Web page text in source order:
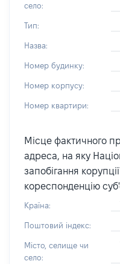
село:
Тип:
Назва:
Номер будинку:
Номер корпусу:
Номер квартири:
Місце фактичного
адреса, на яку
запобігання
кореспонденцію
Країна:
Поштовий індекс:
Місто, селище чи
село: